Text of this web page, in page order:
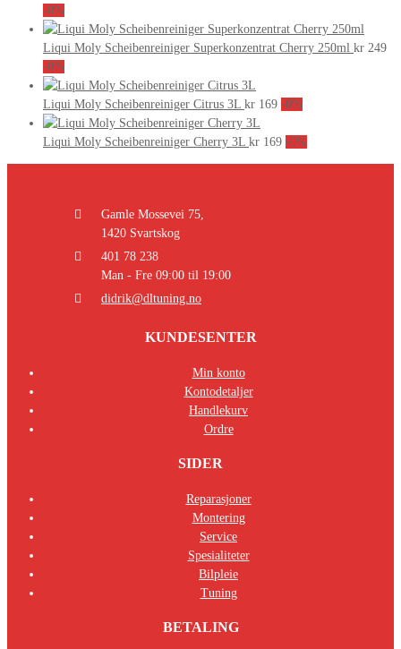
-0%
Liqui Moly Scheibenreiniger Superkonzentrat Cherry 250ml kr 249
-0%
Liqui Moly Scheibenreiniger Citrus 3L kr 169 -0%
Liqui Moly Scheibenreiniger Cherry 3L kr 169 -0%
Gamle Mossevei 75,
1420 Svartskog
401 78 238
Man - Fre 09:00 til 19:00
didrik@dltuning.no
KUNDESENTER
Min konto
Kontodetaljer
Handlekurv
Ordre
SIDER
Reparasjoner
Montering
Service
Spesialiteter
Bilpleie
Tuning
BETALING